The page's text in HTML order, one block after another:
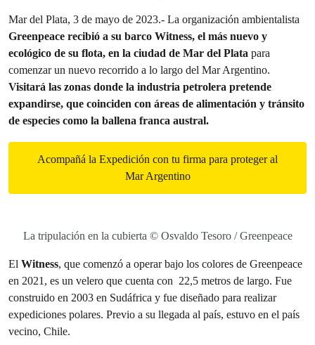
Mar del Plata, 3 de mayo de 2023.- La organización ambientalista
Greenpeace recibió a su barco Witness, el más nuevo y
ecológico de su flota, en la ciudad de Mar del Plata para
comenzar un nuevo recorrido a lo largo del Mar Argentino.
Visitará las zonas donde la industria petrolera pretende
expandirse, que coinciden con áreas de alimentación y tránsito
de especies como la ballena franca austral.
Acompañá la Expedición con tu firma para proteger al
Mar Argentino
La tripulación en la cubierta © Osvaldo Tesoro / Greenpeace
El Witness, que comenzó a operar bajo los colores de Greenpeace
en 2021, es un velero que cuenta con 22,5 metros de largo. Fue
construido en 2003 en Sudáfrica y fue diseñado para realizar
expediciones polares. Previo a su llegada al país, estuvo en el país
vecino, Chile.